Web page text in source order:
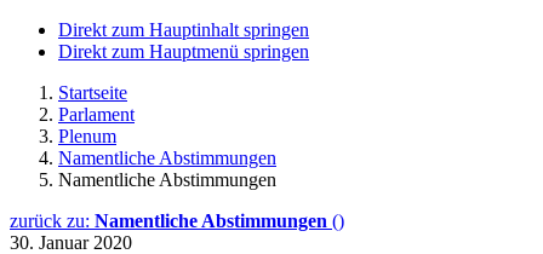
Direkt zum Hauptinhalt springen
Direkt zum Hauptmenü springen
Startseite
Parlament
Plenum
Namentliche Abstimmungen
Namentliche Abstimmungen
zurück zu: Namentliche Abstimmungen ()
30. Januar 2020